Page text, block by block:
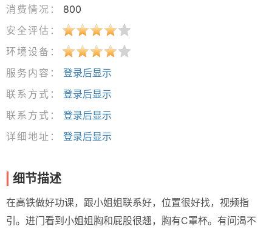
消费情况：
800
安全评估：
环境设备：
服务内容：
登录后显示
联系方式：
登录后显示
联系方式：
登录后显示
详细地址：
登录后显示
细节描述
在高铁做好功课，跟小姐姐联系好，位置很好找，视频指
引。进门看到小姐姐胸和屁股很翘，胸有C罩杯。有问渴不